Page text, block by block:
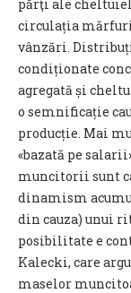
părţi ale
circulația
vânzări.
condiționate
agregată și
o semnificație
producție. Mai
«bazată pe
muncitorii sunt
dinamism
din cauza) unui
posibilitate e
Kalecki, care
maselor